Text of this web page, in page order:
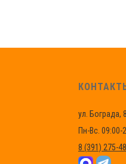
ул. Бограда,
Пн-Вс. 09:00-
8 (391) 275-